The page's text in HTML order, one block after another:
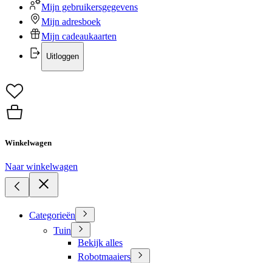
Mijn gebruikersgegevens
Mijn adresboek
Mijn cadeaukaarten
Uitloggen
Winkelwagen
Naar winkelwagen
Categorieën
Tuin
Bekijk alles
Robotmaaiers